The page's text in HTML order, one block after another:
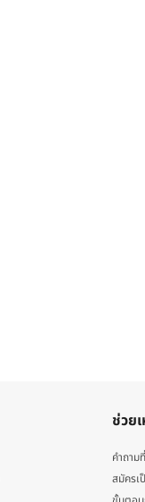
ช่วย
คำถา
สมัครเ